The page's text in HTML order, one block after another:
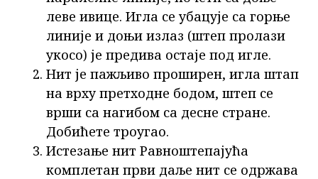
леве ивице. Игла се убацује са горње
линије и доњи излаз (штеп пролази
укосо) је предива остаје под игле.
Нит је пажљиво проширен, игла штап
на врху претходне бодом, штеп се
врши са нагибом са десне стране.
Добићете троугао.
Истезање нит Равноштепајућа
комплетан први даље нит се одржава